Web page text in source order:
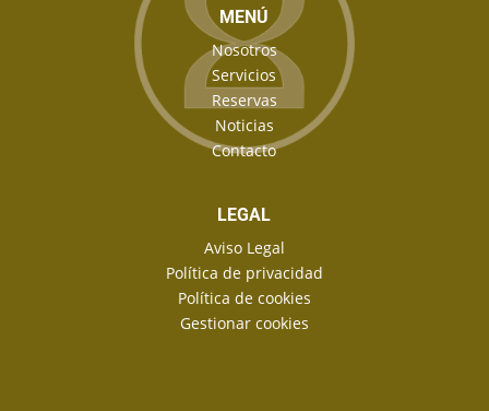
MENÚ
Nosotros
Servicios
Reservas
Noticias
Contacto
LEGAL
Aviso Legal
Política de privacidad
Política de cookies
Gestionar cookies